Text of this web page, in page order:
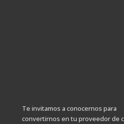
Te invitamos a conocernos para
convertirnos en tu proveedor de